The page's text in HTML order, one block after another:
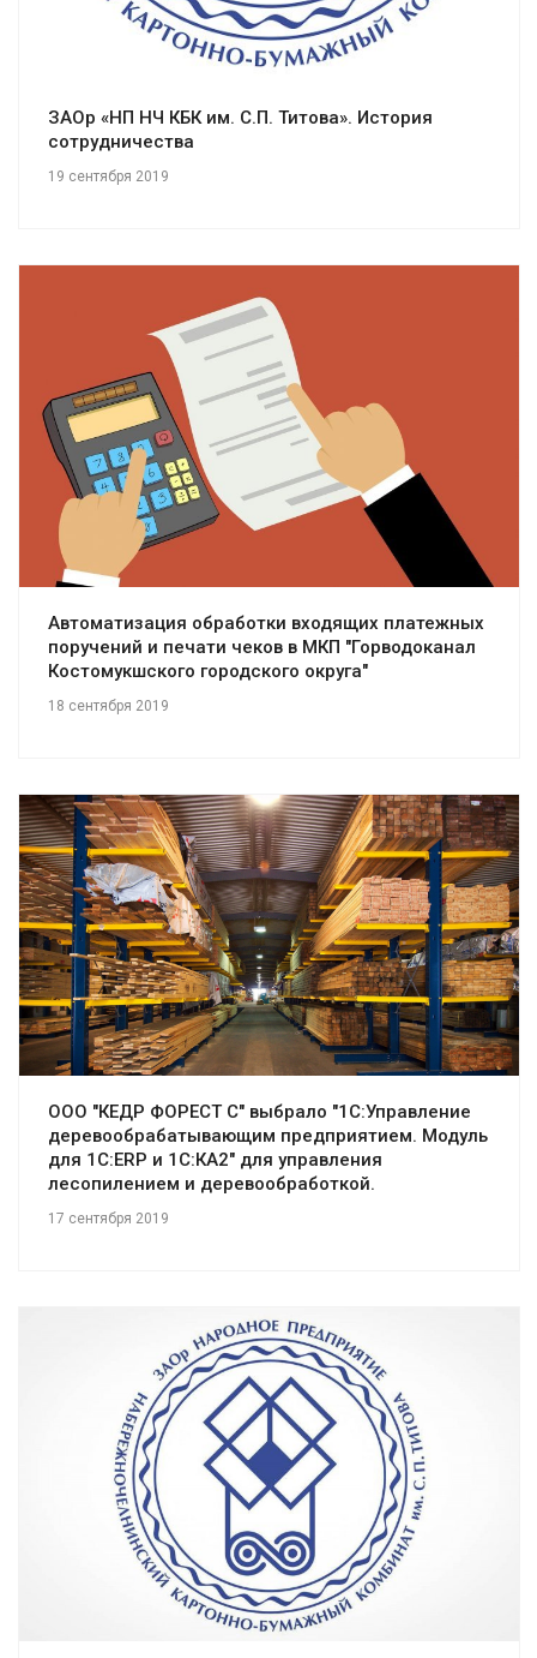
ЗАОр «НП НЧ КБК им. С.П. Титова». История
сотрудничества
19 сентября 2019
Смотреть проект
Автоматизация обработки входящих платежных
поручений и печати чеков в МКП "Горводоканал
Костомукшского городского округа"
18 сентября 2019
Смотреть проект
ООО "КЕДР ФОРЕСТ С" выбрало "1С:Управление
деревообрабатывающим предприятием. Модуль
для 1С:ERP и 1С:КА2" для управления
лесопилением и деревообработкой.
17 сентября 2019
Смотреть проект